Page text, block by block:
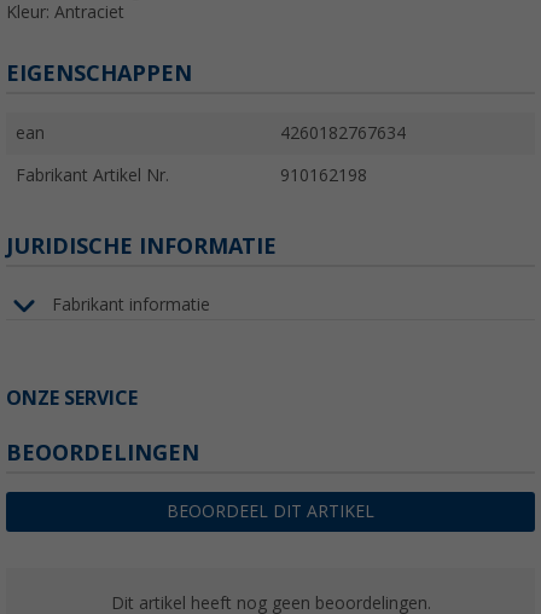
Kleur: Antraciet
EIGENSCHAPPEN
ean 4260182767634
Fabrikant Artikel Nr. 910162198
JURIDISCHE INFORMATIE
Fabrikant informatie
ONZE SERVICE
BEOORDELINGEN
BEOORDEEL DIT ARTIKEL
Dit artikel heeft nog geen beoordelingen.